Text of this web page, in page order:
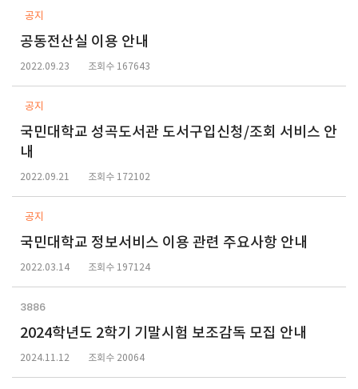
공지
공동전산실 이용 안내
2022.09.23 조회수 167643
공지
국민대학교 성곡도서관 도서구입신청/조회 서비스 안
내
2022.09.21 조회수 172102
공지
국민대학교 정보서비스 이용 관련 주요사항 안내
2022.03.14 조회수 197124
3886
2024학년도 2학기 기말시험 보조감독 모집 안내
2024.11.12 조회수 20064